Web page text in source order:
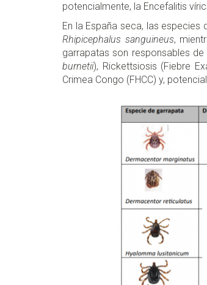
potencialmente, la Encefalitis
En la España seca, las
Rhipicephalus sanguineus,
garrapatas son responsables
burnetii), Rickettsiosis (Fiebre
Crimea Congo (FHCC) y,